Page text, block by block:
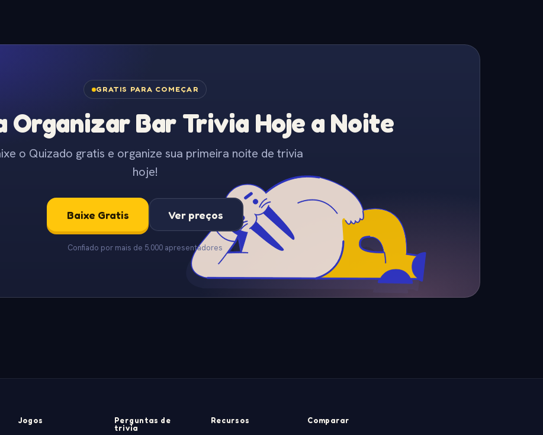
GRATIS PARA COMEÇAR
Organizar Bar Trivia Hoje a Noite
o Quizado gratis e organize sua primeira noite de trivia
hoje!
Baixe Gratis Ver preços
Confiado por mais de 5.000 apresentadores
Jogos
Perguntas de
trivia
Recursos Comparar